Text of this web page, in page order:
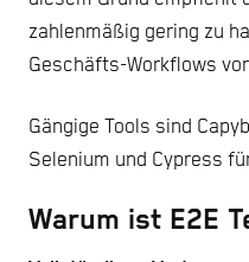
zahlenmäßig gering zu
Geschäfts-Workflows
Gängige Tools sind
Selenium und Cypress
Warum ist E2E